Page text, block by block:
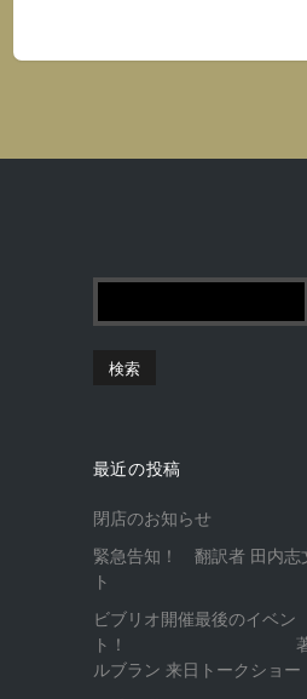
最近の投稿
閉店のお知らせ
緊急告知！ 翻訳者 田内志
ト
ビブリオ開催最後のイベン
ト！ 著者 ク
ルブラン 来日トークショー